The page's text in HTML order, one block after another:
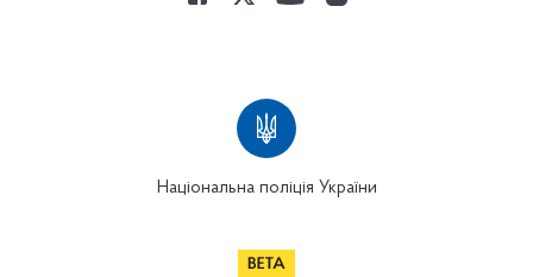
Національна поліція України